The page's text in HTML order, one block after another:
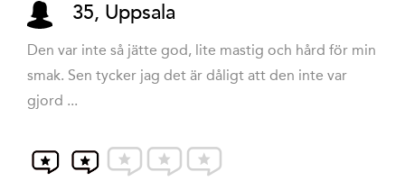
35, Uppsala
Den var inte så jätte god, lite mastig och hård för min
smak. Sen tycker jag det är dåligt att den inte var
gjord ...